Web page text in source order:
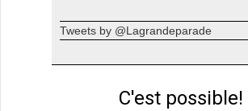
Tweets by @Lagrandeparade
C'est possible!